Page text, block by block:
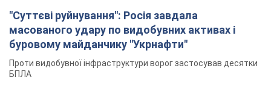
"Суттєві руйнування": Росія завдала
масованого удару по видобувних активах і
буровому майданчику "Укрнафти"
Проти видобувної інфраструктури ворог застосував десятки
БПЛА